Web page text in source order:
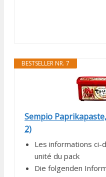
BESTSELLER NR. 7
Sempio
2)
Les informations ci-
unité du pack
Die folgenden